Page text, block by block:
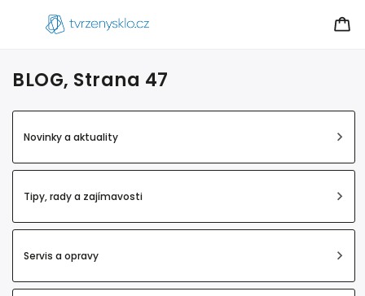
BLOG, Strana 47
Novinky a aktuality
Tipy, rady a zajímavosti
Servis a opravy